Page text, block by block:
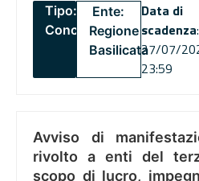
Tipo:
Concorsi
Ente:
Regione
Basilicata
Data di
scadenza:
27/07/
23:59
Avviso di
rivolto a enti del
scopo di lucro,